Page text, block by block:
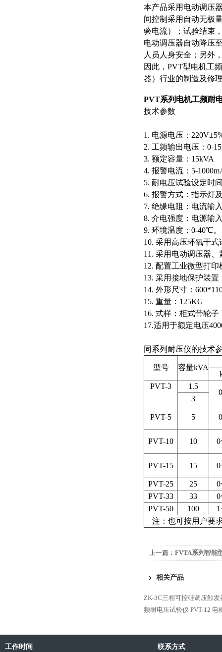
本产品采用电动调压
间控制采用自动无极
验电流）；试验结束
电动调压器自动降压
人员人身安全；另外
因此，PVT型电机工
器）行业的制造及修
PVT系列电机工频耐
技术参数
1. 电源电压：
2. 工频输出电压：0-
3. 额定容量：15kVA
4. 报警电流：5-
5. 耐电压试验设定时
6. 报警方式：指示灯
7. 绝缘电阻：电流输
8. 介电强度：电源输
9. 环境温度：0-40℃。
10. 采用高压环氧干式
11. 采用电动调压器
12. 配置工业微型打
13. 采用接地保护装
14. 外形尺寸：
15. 重量：125KG
16. 式样：柜式带轮子
17.适用于额定电压
同系列耐压仪的技术
型号 容量kVA
PVT-3
1.5
3
PVT-5 5
PVT-10 10
PVT-15 15
PVT-25 25
PVT-33
33
PVT-50
100
注：也可按用户要
上一篇： FVTA系列智能
相关产品
ZK-3C三相可控硅调压触发
频耐电压试验仪 PVT-12 电
工作时间 联系方式